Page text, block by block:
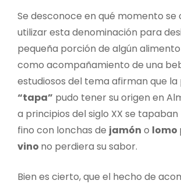
Se desconoce en qué momento se
utilizar esta denominación para
pequeña porción de algún
como acompañamiento de una
estudiosos del tema afirman que
“tapa” pudo tener su origen en
a principios del siglo XX se
fino con lonchas de jamón o lomo
vino no perdiera su sabor.
Bien es cierto, que el hecho de